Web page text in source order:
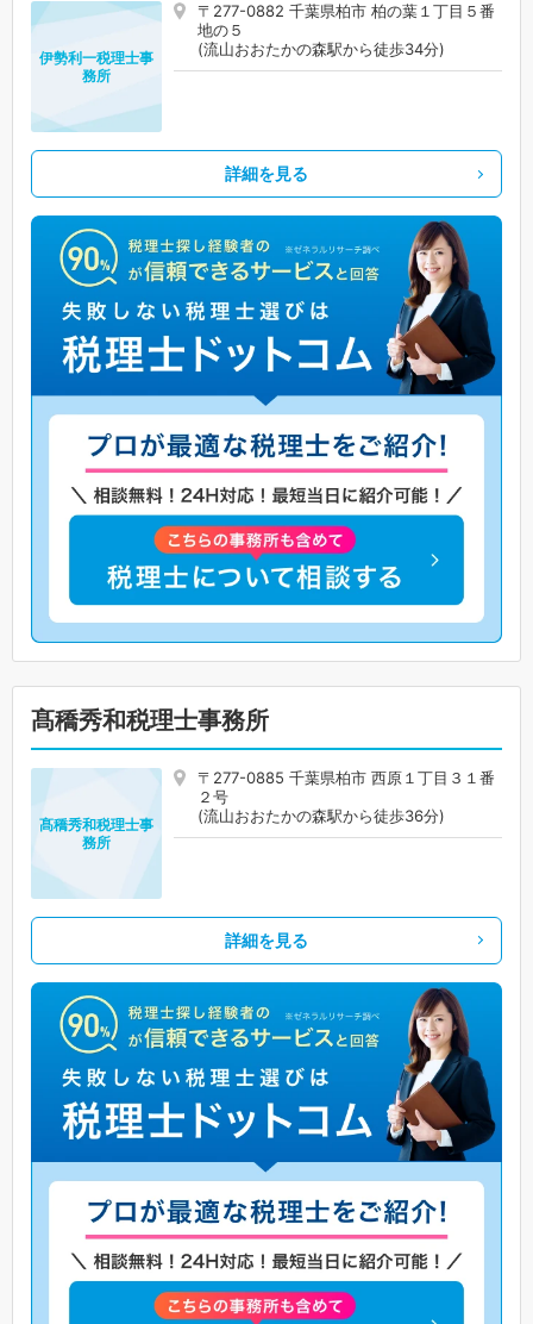
〒277-0882 千葉県柏市 柏の葉１丁目５番
地の５
(流山おおたかの森駅から徒歩34分)
伊勢利一税理士事
務所
詳細を見る
髙穚秀和税理士事務所
〒277-0885 千葉県柏市 西原１丁目３１番
２号
(流山おおたかの森駅から徒歩36分)
髙穚秀和税理士事
務所
詳細を見る